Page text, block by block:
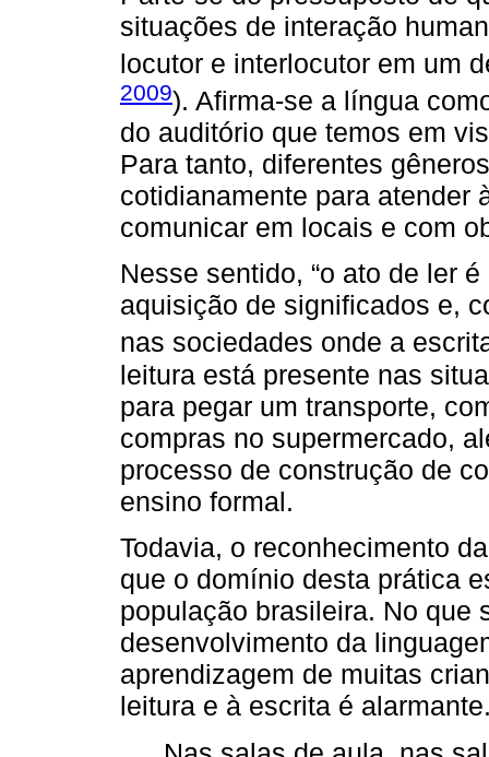
situações de interação
locutor e interlocutor em um
2009). Afirma-se a língua
do auditório que temos em
Para tanto, diferentes
cotidianamente para atender
comunicar em locais e com
Nesse sentido, “o ato de ler
aquisição de significados e,
nas sociedades onde a
leitura está presente nas
para pegar um transporte,
compras no supermercado,
processo de construção de
ensino formal.
Todavia, o reconhecimento
que o domínio desta prática
população brasileira. No que
desenvolvimento da
aprendizagem de muitas
leitura e à escrita é